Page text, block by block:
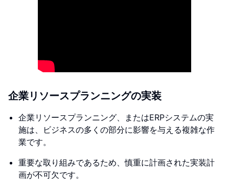
企業リソースプランニングの実装
企業リソースプランニング、またはERPシステムの実
施は、ビジネスの多くの部分に影響を与える複雑な作
業です。
重要な取り組みであるため、慎重に計画された実装計
画が不可欠です。